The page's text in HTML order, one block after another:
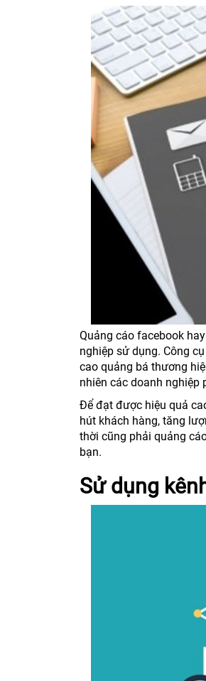
Quảng cáo facebook hay
nghiệp sử dụng. Công
cao quảng bá thương
nhiên các doanh nghiệp
Để đạt được hiệu quả
hút khách hàng, tăng
thời cũng phải quảng
bạn.
Sử dụng